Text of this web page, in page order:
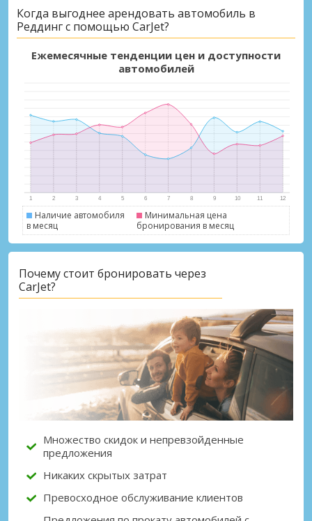
Лучшие сбережения
Получите доступ к эксклюзивным
предложениям партнёров
Войти с помощью eLink
Когда выгоднее арендовать автомобиль в
Реддинг с помощью CarJet?
Ежемесячные тенденции цен и доступности
автомобилей
Наличие автомобиля
в месяц
Минимальная цена
бронирования в месяц
Почему стоит бронировать через
CarJet?
Множество скидок и непревзойденные
предложения
Никаких скрытых затрат
Превосходное обслуживание клиентов